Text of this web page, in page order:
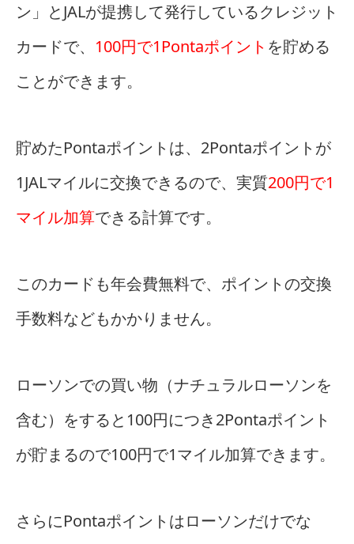
ン」とJALが提携して発行しているクレジット
カードで、 100円で1Pontaポイント を貯める
ことができます。
貯めたPontaポイントは、2Pontaポイントが
1JALマイルに交換できるので、実質200円で1
マイル加算できる計算です。
このカードも年会費無料で、ポイントの交換
手数料などもかかりません。
ローソンでの買い物（ナチュラルローソンを
含む）をすると100円につき2Pontaポイント
が貯まるので100円で1マイル加算できます。
さらにPontaポイントはローソンだけでな